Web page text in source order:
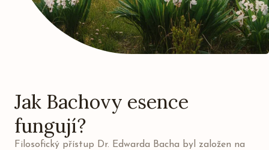
Jak Bachovy esence
fungují?
Filosofický přístup Dr. Edwarda Bacha byl založen na